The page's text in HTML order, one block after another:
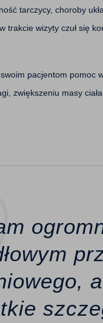
tarczycy, choroby
trakcie wizyty czuł się
pacjentom pomoc
zwiększeniu masy